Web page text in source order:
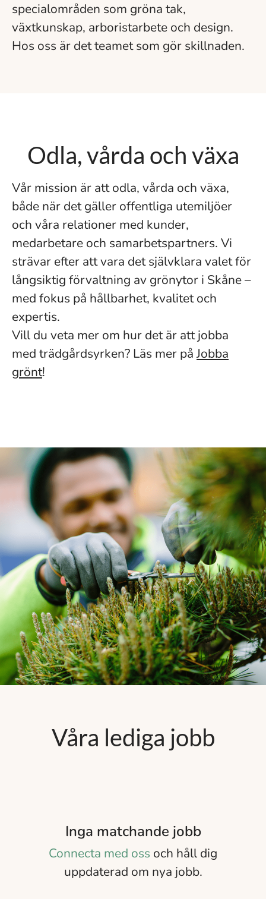
specialområden som gröna tak,
växtkunskap, arboristarbete och design.
Hos oss är det teamet som gör skillnaden.
Odla, vårda och växa
Vår mission är att odla, vårda och växa,
både när det gäller offentliga utemiljöer
och våra relationer med kunder,
medarbetare och samarbetspartners. Vi
strävar efter att vara det självklara valet för
långsiktig förvaltning av grönytor i Skåne –
med fokus på hållbarhet, kvalitet och
expertis.
Vill du veta mer om hur det är att jobba
med trädgårdsyrken? Läs mer påJobba
grönt!
Våra lediga jobb
Inga matchande jobb
Connecta med oss och håll dig
uppdaterad om nya jobb.